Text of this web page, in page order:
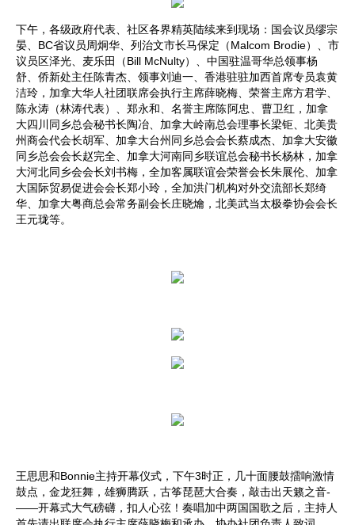
下午，各级政府代表、社区各界精英陆续来到现场：国会议员缪宗
晏、BC省议员周炯华、列治文市长马保定（Malcom Brodie）、市
议员区泽光、麦乐田（Bill McNulty）、中国驻温哥华总领事杨
舒、侨新处主任陈青杰、领事刘迪一、香港驻驻加西首席专员袁黄
洁玲，加拿大华人社团联席会执行主席薛晓梅、荣誉主席方君学、
陈永涛（林涛代表）、郑永和、名誉主席陈阿忠、曹卫红，加拿
大四川同乡总会秘书长陶冶、加拿大岭南总会理事长梁钜、北美贵
州商会代会长胡军、加拿大台州同乡总会会长蔡成杰、加拿大安徽
同乡总会会长赵完全、加拿大河南同乡联谊总会秘书长杨林，加拿
大河北同乡会会长刘书梅，全加客属联谊会荣誉会长朱展伦、加拿
大国际贸易促进会会长郑小玲，全加洪门机构对外交流部长郑绮
华、加拿大粤商总会常务副会长庄晓爚，北美武当太极拳协会会长
王元珑等。
王思思和Bonnie主持开幕仪式，下午3时正，几十面腰鼓擂响激情
鼓点，金龙狂舞，雄狮腾跃，古筝琵琶大合奏，敲击出天籁之音­
——开幕式大气磅礴，扣人心弦！奏唱加中两国国歌之后，主持人